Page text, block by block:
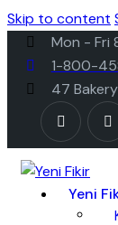
Skip to content
Mon - Fri
1-800-
47
Yeni